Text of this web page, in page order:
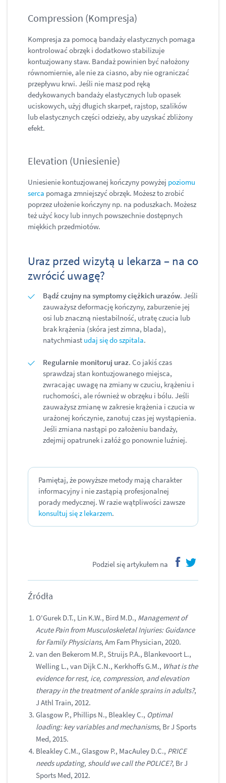
Compression (Kompresja)
Kompresja za pomocą bandaży elastycznych pomaga
kontrolować obrzęk i dodatkowo stabilizuje
kontuzjowany staw. Bandaż powinien być nałożony
równomiernie, ale nie za ciasno, aby nie ograniczać
przepływu krwi. Jeśli nie masz pod ręką
dedykowanych bandaży elastycznych lub opasek
uciskowych, użyj długich skarpet, rajstop, szalików
lub elastycznych części odzieży, aby uzyskać zbliżony
efekt.
Elevation (Uniesienie)
Uniesienie kontuzjowanej kończyny powyżej poziomu
serca pomaga zmniejszyć obrzęk. Możesz to zrobić
poprzez ułożenie kończyny np. na poduszkach. Możesz
też użyć kocy lub innych powszechnie dostępnych
miękkich przedmiotów.
Uraz przed wizytą u lekarza – na co
zwrócić uwagę?
Bądź czujny na symptomy ciężkich urazów. Jeśli
zauważysz deformację kończyny, zaburzenie jej
osi lub znaczną niestabilność, utratę czucia lub
brak krążenia (skóra jest zimna, blada),
natychmiast udaj się do szpitala.
Regularnie monitoruj uraz. Co jakiś czas
sprawdzaj stan kontuzjowanego miejsca,
zwracając uwagę na zmiany w czuciu, krążeniu i
ruchomości, ale również w obrzęku i bólu. Jeśli
zauważysz zmianę w zakresie krążenia i czucia w
urażonej kończynie, zanotuj czas jej wystąpienia.
Jeśli zmiana nastąpi po założeniu bandaży,
zdejmij opatrunek i załóż go ponownie luźniej.
Pamiętaj, że powyższe metody mają charakter
informacyjny i nie zastąpią profesjonalnej
porady medycznej. W razie wątpliwości zawsze
konsultuj się z lekarzem.
Podziel się artykułem na
Źródła
O'Gurek D.T., Lin K.W., Bird M.D., Management of
Acute Pain from Musculoskeletal Injuries: Guidance
for Family Physicians, Am Fam Physician, 2020.
van den Bekerom M.P., Struijs P.A., Blankevoort L.,
Welling L., van Dijk C.N., Kerkhoffs G.M., What is the
evidence for rest, ice, compression, and elevation
therapy in the treatment of ankle sprains in adults?,
J Athl Train, 2012.
Glasgow P., Phillips N., Bleakley C., Optimal
loading: key variables and mechanisms, Br J Sports
Med, 2015.
Bleakley C.M., Glasgow P., MacAuley D.C., PRICE
needs updating, should we call the POLICE?, Br J
Sports Med, 2012.